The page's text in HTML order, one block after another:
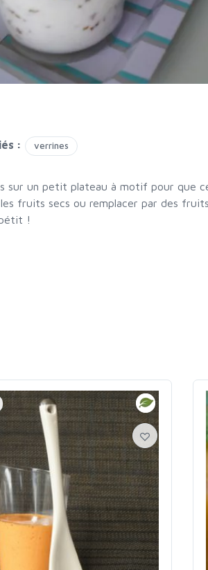
: verrines
sur un petit plateau à motif pour que
fruits secs ou remplacer par des
!